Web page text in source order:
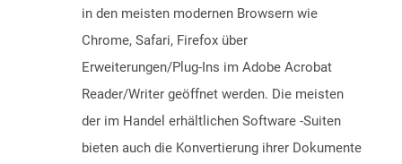
in den meisten modernen Browsern wie
Chrome, Safari, Firefox über
Erweiterungen/Plug-Ins im Adobe Acrobat
Reader/Writer geöffnet werden. Die meisten
der im Handel erhältlichen Software -Suiten
bieten auch die Konvertierung ihrer Dokumente